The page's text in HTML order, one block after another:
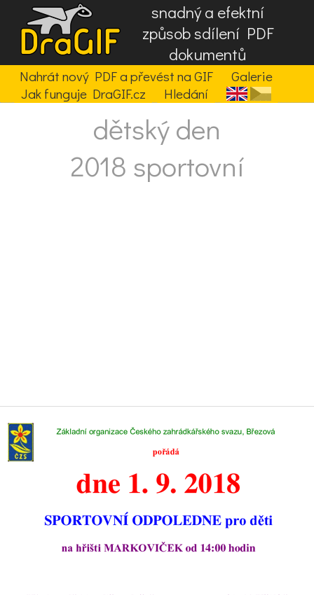
snadný a efektní
způsob sdílení PDF
dokumentů
Nahrát nový PDF a převést na GIF
Galerie
Jak funguje DraGIF.cz
Hledání
dětský den
2018 sportovní